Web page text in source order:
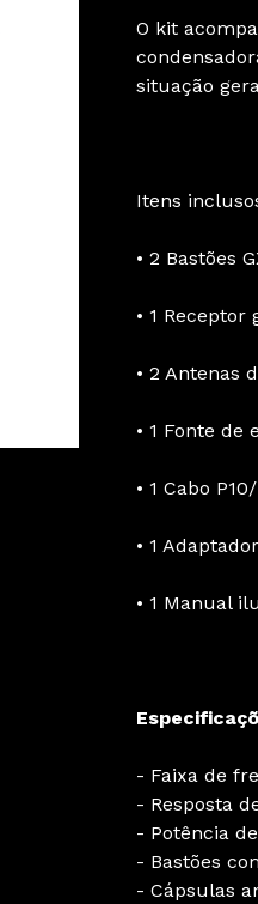
O kit
situação
Itens
• 2 Bastões
• 1
• 2 Antenas
• 1 Fonte de
• 1 Cabo
• 1
• 1 Manual
- Faixa de
- Resposta
- Potência
- Bastões
- Cápsulas